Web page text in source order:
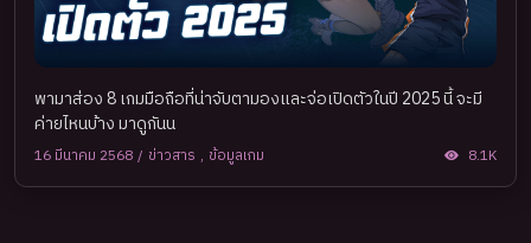
พามาส่อง 8 เกมมือถือที่น่าจับตามองและจ่อเปิดตัวในปี 2025 นี้ จะมี
ค่ายไหนบ้าง มาดูกันน
16 มีนาคม 2568 / ข่าวสาร , ข้อมูลเกม 8.1K